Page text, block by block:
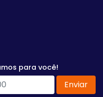
para você!
Enviar